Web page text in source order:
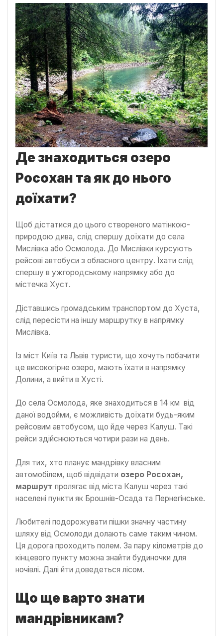
Де знаходиться озеро
Росохан та як до нього
доїхати?
Щоб дістатися до цього створеного матінкою-
природою дива, слід спершу доїхати до села
Мислівка або Осмолода. До Мислівки курсують
рейсові автобуси з обласного центру. Їхати слід
спершу в ужгородському напрямку або до
містечка Хуст.
Діставшись громадським транспортом до Хуста,
слід пересісти на іншу маршрутку в напрямку
Мислівка.
Із міст Київ та Львів туристи, що хочуть побачити
це високогірне озеро, мають їхати в напрямку
Долини, а вийти в Хусті.
До села Осмолода, яке знаходиться в 14 км від
даної водойми, є можливість доїхати будь-яким
рейсовим автобусом, що йде через Калуш. Такі
рейси здійснюються чотири рази на день.
Для тих, хто планує мандрівку власним
автомобілем, щоб відвідати озеро Росохан,
маршрут пролягає від міста Калуш через такі
населені пункти як Брошнів-Осада та Пернегінське.
Любителі подорожувати пішки значну частину
шляху від Осмолоди долають саме таким чином.
Ця дорога проходить полем. За пару кілометрів до
кінцевого пункту можна знайти будиночки для
ночівлі. Далі йти доведеться лісом.
Що ще варто знати
мандрівникам?